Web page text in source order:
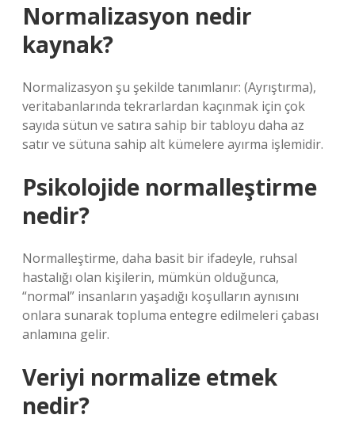
Normalizasyon nedir
kaynak?
Normalizasyon şu şekilde tanımlanır: (Ayrıştırma),
veritabanlarında tekrarlardan kaçınmak için çok
sayıda sütun ve satıra sahip bir tabloyu daha az
satır ve sütuna sahip alt kümelere ayırma işlemidir.
Psikolojide normalleştirme
nedir?
Normalleştirme, daha basit bir ifadeyle, ruhsal
hastalığı olan kişilerin, mümkün olduğunca,
“normal” insanların yaşadığı koşulların aynısını
onlara sunarak topluma entegre edilmeleri çabası
anlamına gelir.
Veriyi normalize etmek
nedir?